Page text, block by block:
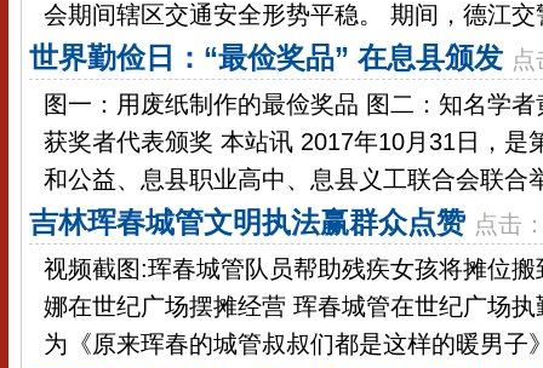
会期间辖区交通安全形势平稳。 期间，德江
世界勤俭日：“最俭奖品” 在息县颁发
图一：用废纸制作的最俭奖品 图二：知名学
获奖者代表颁奖 本站讯 2017年10月31日，是
和公益、息县职业高中、息县义工联合会联合
吉林珲春城管文明执法赢群众点赞 点击
视频截图:珲春城管队员帮助残疾女孩将摊位
娜在世纪广场摆摊经营 珲春城管在世纪广场
为《原来珲春的城管叔叔们都是这样的暖男子